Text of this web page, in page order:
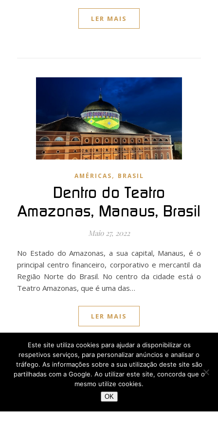
LER MAIS
AMÉRICAS, BRASIL
Dentro do Teatro
Amazonas, Manaus, Brasil
Maio 27, 2022
No Estado do Amazonas, a sua capital, Manaus, é o
principal centro financeiro, corporativo e mercantil da
Região Norte do Brasil. No centro da cidade está o
Teatro Amazonas, que é uma das…
LER MAIS
Este site utiliza cookies para ajudar a disponibilizar os
respetivos serviços, para personalizar anúncios e analisar o
tráfego. As informações sobre a sua utilização deste site são
partilhadas com a Google. Ao utilizar este site, concorda que o
mesmo utilize cookies.
OK